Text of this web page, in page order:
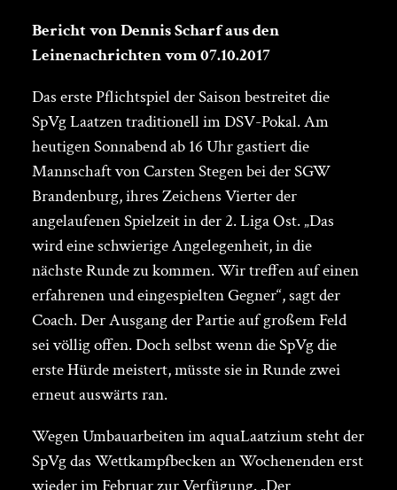
Bericht von Dennis Scharf aus den
Leinenachrichten vom 07.10.2017
Das erste Pflichtspiel der Saison bestreitet die
SpVg Laatzen traditionell im DSV-Pokal. Am
heutigen Sonnabend ab 16 Uhr gastiert die
Mannschaft von Carsten Stegen bei der SGW
Brandenburg, ihres Zeichens Vierter der
angelaufenen Spielzeit in der 2. Liga Ost. „Das
wird eine schwierige Angelegenheit, in die
nächste Runde zu kommen. Wir treffen auf einen
erfahrenen und eingespielten Gegner“, sagt der
Coach. Der Ausgang der Partie auf großem Feld
sei völlig offen. Doch selbst wenn die SpVg die
erste Hürde meistert, müsste sie in Runde zwei
erneut auswärts ran.
Wegen Umbauarbeiten im aquaLaatzium steht der
SpVg das Wettkampfbecken an Wochenenden erst